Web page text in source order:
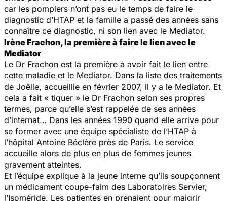
car les pompiers n’ont pas eu le temps de faire le
diagnostic d’HTAP et la famille a passé des années sans
connaître ce diagnostic, ni son lien avec le Mediator.
Irène Frachon, la première à faire le lien avec le
Mediator
Le Dr Frachon est la première à avoir fait le lien entre
cette maladie et le Mediator. Dans la liste des traitements
de Joëlle, accueillie en février 2007, il y a le Mediator. Et
cela a fait « tiquer » le Dr Frachon selon ses propres
termes, parce qu’elle s’est rappelée de ses années
d’internat… Dans les années 1990 quand elle arrive pour
se former avec une équipe spécialiste de l’HTAP à
l’hôpital Antoine Béclère près de Paris. Le service
accueille alors de plus en plus de femmes jeunes
gravement atteintes.
Et l’équipe explique à la jeune interne qu’ils soupçonnent
un médicament coupe-faim des Laboratoires Servier,
l’Isoméride. Les patientes en prenaient pour maigrir